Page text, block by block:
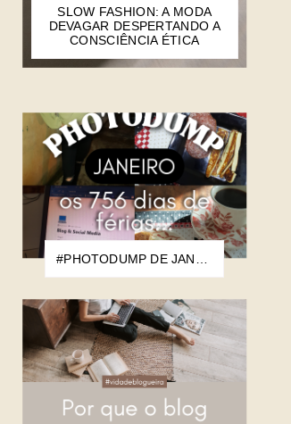
SLOW FASHION: A MODA
DEVAGAR DESPERTANDO A
CONSCIÊNCIA ÉTICA